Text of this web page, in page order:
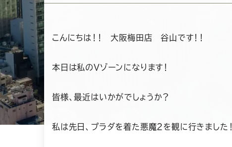
更
こんにちは！！ 大阪梅田店 谷山です！！
本日は私のVゾーンになります！
皆様、最近はいかがでしょうか？
私は先日、プラダを着た悪魔２を観に行きました！